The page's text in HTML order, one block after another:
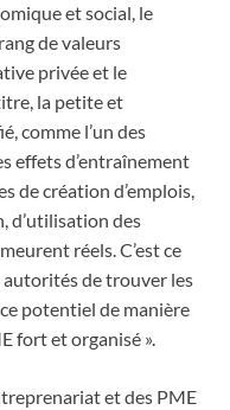
et social, le
de valeurs
privée et le
la petite et
comme l’un des
effets d’entraînement
de création d’emplois,
d’utilisation des
réels. C’est ce
de trouver les
potentiel de manière
fort et organisé ».
et des PME